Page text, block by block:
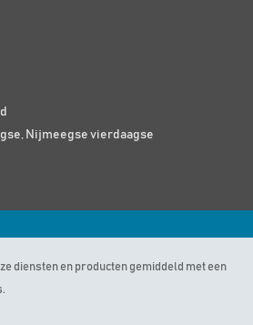
Nijmeegse vierdaagse
diensten en producten gemiddeld met een